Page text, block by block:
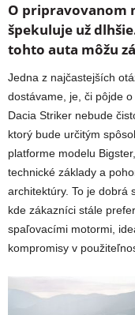
O pripravovanom
špekuluje už
tohto auta môžu
Jedna z najčastejších
dostávame, je, či pôjde
Dacia Striker nebude
ktorý bude určitým
platforme modelu
technické základy a
architektúry. To je dobrá
kde zákazníci stále
spaľovacími motormi,
kompromisy v